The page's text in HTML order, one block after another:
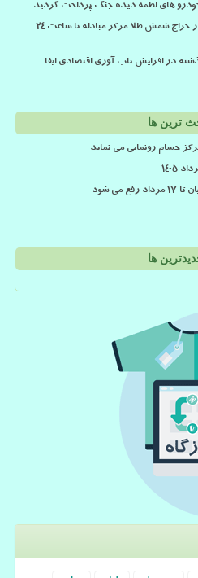
مهلت واریز وجه الضمان برای شرکت در حراج شمش طلا مرکز مبادله تا ساعت ۲۴
در افزایش تاب آوری اقتصادی ایفا
ترین ها
حسام رونمایی می نماید
شود
ها